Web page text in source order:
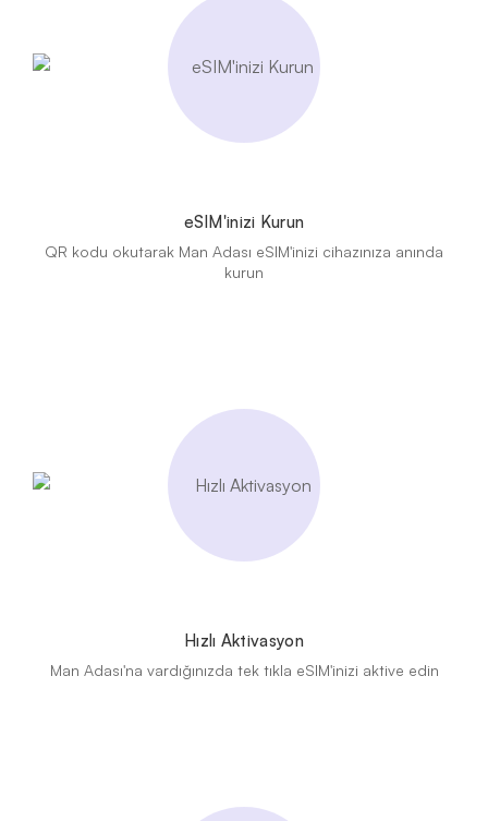
eSIM'inizi Kurun
QR kodu okutarak Man Adası eSIM'inizi cihazınıza anında
kurun
Hızlı Aktivasyon
Man Adası'na vardığınızda tek tıkla eSIM'inizi aktive edin